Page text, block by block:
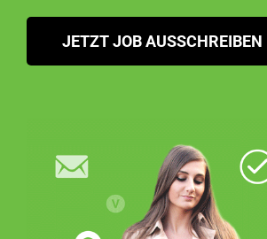
JETZT JOB AUSSCHREIBEN